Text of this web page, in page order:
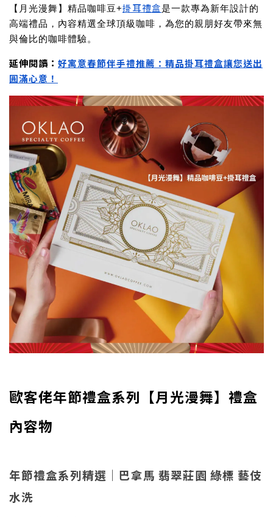
【月光漫舞】精品咖啡豆+掛耳禮盒是一款專為新年設計的
高端禮品，內容精選全球頂級咖啡，為您的親朋好友帶來無
與倫比的咖啡體驗。
延伸閱讀： 好寓意春節伴手禮推薦：精品掛耳禮盒讓您送出
圓滿心意！
歐客佬年節禮盒系列【月光漫舞】禮盒
內容物
年節禮盒系列精選｜巴拿馬 翡翠莊園 綠標 藝伎
水洗